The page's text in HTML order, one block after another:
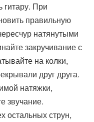
гитару. При
правильную
натянутыми
закручивание с
на колки,
друг друга.
натяжки,
звучание.
остальных струн,